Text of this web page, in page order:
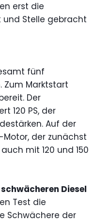
erst die
und Stelle gebracht
fünf
Zum Marktstart
Der
120 PS, der
Auf der
der zunächst
mit 120 und 150
Diesel
Test die
Schwächere der